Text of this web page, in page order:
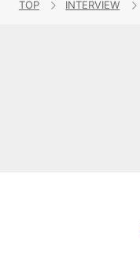
TOP INTERVIEW